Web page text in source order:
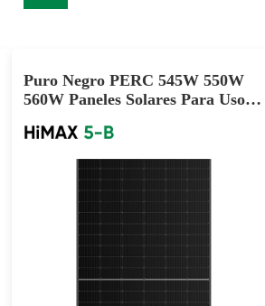
Puro Negro PERC 545W 550W
560W Paneles Solares Para Uso